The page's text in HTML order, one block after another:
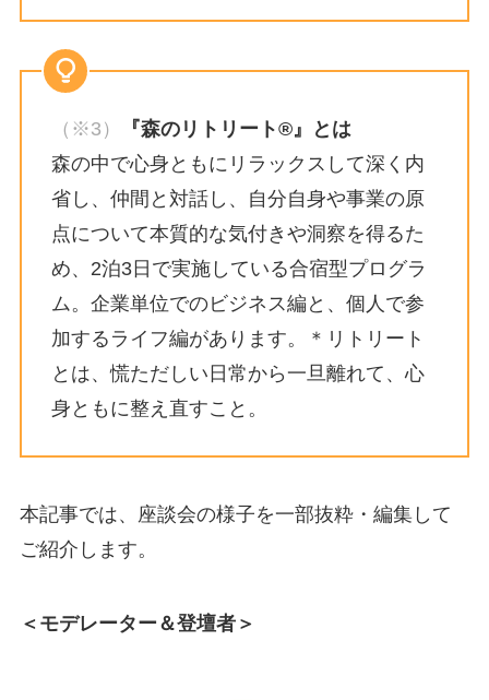
（※3）
『森のリトリート®』とは
森の中で心身ともにリラックスして深く内
省し、仲間と対話し、自分自身や事業の原
点について本質的な気付きや洞察を得るた
め、2泊3日で実施している合宿型プログラ
ム。企業単位でのビジネス編と、個人で参
加するライフ編があります。＊リトリート
とは、慌ただしい日常から一旦離れて、心
身ともに整え直すこと。
本記事では、座談会の様子を一部抜粋・編集して
ご紹介します。
＜モデレーター＆登壇者＞